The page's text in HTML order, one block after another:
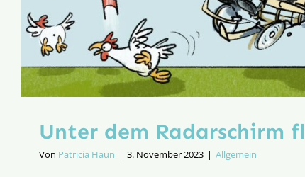
Unter dem Radarschirm
Von Patricia Haun | 3. November 2023 | Allgemein